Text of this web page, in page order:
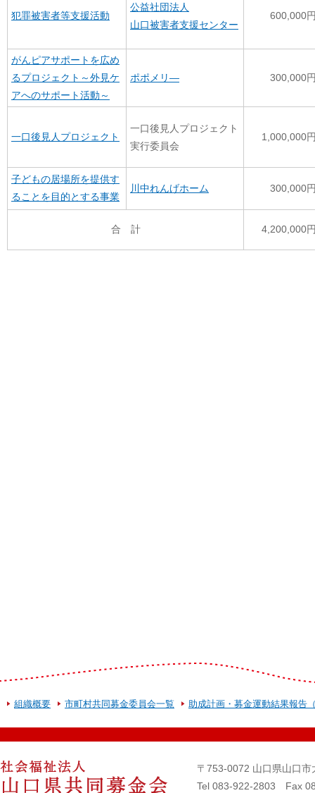
犯罪被害者等支援活動
公益社団法人
山口被害者支援センター
600,000
がんピアサポートを広め
るプロジェクト～外見ケ
アへのサポート活動～
ポポメリ― 300,000
一口後見人プロジェクト
一口後見人プロジェクト
実行委員会
1,000,000
子どもの居場所を提供す
ることを目的とする事業
川中れんげホーム 300,000
合 計 4,200,000
組織概要 市町村共同募金委員会一覧 助成計画・募金運動結果報告
〒753-0072 山口県山口
Tel 083-922-2803 Fax